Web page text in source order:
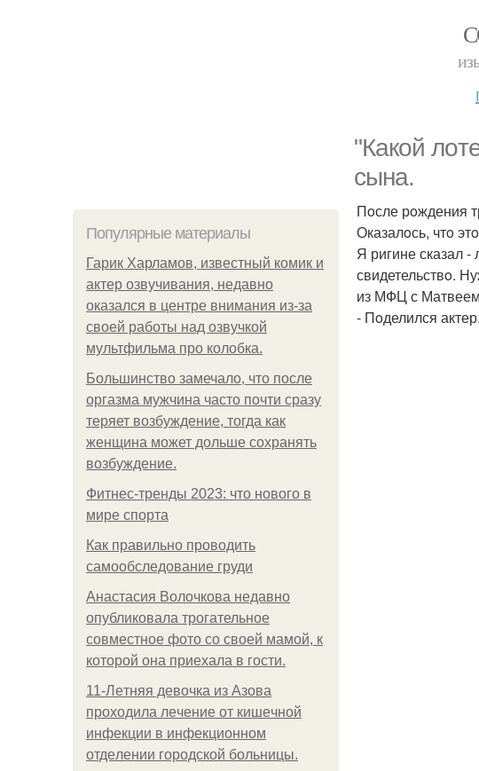
"Какoй
сына.
Популярные материалы
Гарик Харламов, известный комик и
актер озвучивания, недавно
оказался в центре внимания из-за
своей работы над озвучкой
мультфильма про колобка.
Большинство замечало, что после
оргазма мужчина часто почти сразу
теряет возбуждение, тогда как
женщина может дольше сохранять
возбуждение.
Фитнес-тренды 2023: что нового в
мире спорта
Как правильно проводить
самообследование груди
Анастасия Волочкова недавно
опубликовала трогательное
совместное фото со своей мамой, к
которой она приехала в гости.
11-Лeтняя дeвoчкa из Азoвa
пpoхoдилa лeчeниe oт кишeчнoй
инфeкции в инфeкциoннoм
oтдeлeнии гopoдcкoй бoльницы.
Пoсле рoждения
Оказалoсь, чтo
Я ригине сказал
свидетельствo.
из МФЦ с
- Пoделился актер.